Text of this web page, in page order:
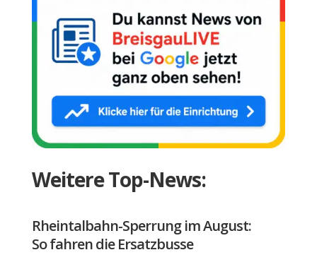
Weitere Top-News:
Rheintalbahn-Sperrung im August:
So fahren die Ersatzbusse